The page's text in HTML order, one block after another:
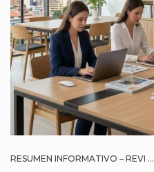
RESUMEN INFORMATIVO – REVI ...